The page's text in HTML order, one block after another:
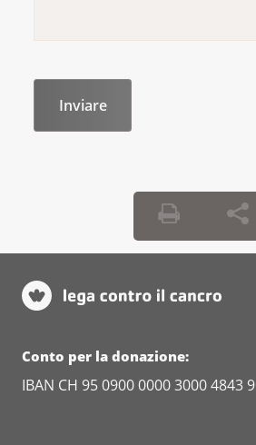
Conto per la donazione:
IBAN CH 95 0900 0000 3000 4843 9